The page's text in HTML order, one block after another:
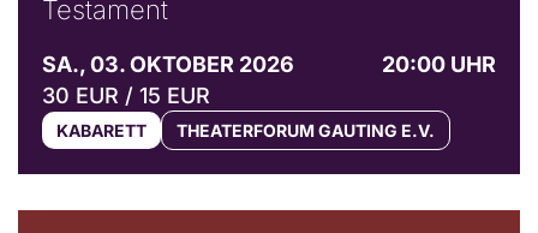
Testament
SA., 03. OKTOBER 2026
20:00 UHR
30 EUR / 15 EUR
KABARETT THEATERFORUM GAUTING E.V.